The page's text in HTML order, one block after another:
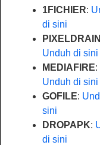
1FICHIER:
di sini
PIXELDRAIN
Unduh di sini
MEDIAFIRE:
Unduh di sini
GOFILE:
sini
DROPAPK:
di sini